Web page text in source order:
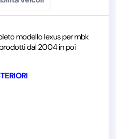
modello lexus per mbk
dal 2004 in poi